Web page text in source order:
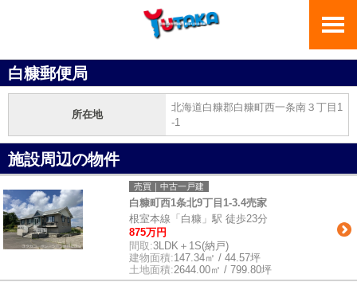
白糠郵便局
所在地
北海道白糠郡白糠町西一条南３丁目1
-1
施設周辺の物件
売買｜中古一戸建
白糠町西1条北9丁目1-3.4売家
根室本線「白糠」駅 徒歩23分
875万円
間取:3LDK＋1S(納戸)
建物面積:147.34㎡ / 44.57坪
土地面積:2644.00㎡ / 799.80坪